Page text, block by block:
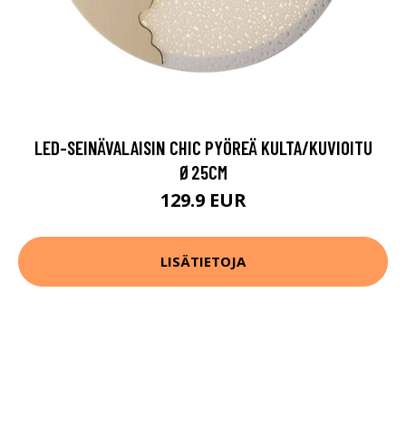
LED-SEINÄVALAISIN CHIC PYÖREÄ KULTA/KUVIOITU
Ø25CM
129.9 EUR
LISÄTIETOJA